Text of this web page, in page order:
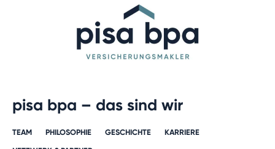
pisa bpa – das sind wir
TEAM PHILOSOPHIE GESCHICHTE​
KARRIERE​